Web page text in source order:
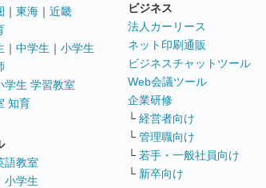
｜ 東海 ｜ 近畿
｜ 中学生 ｜ 小学生
学生 学習教室
知育
語教室
小学生
ビジネス
法人カーリース
ネット印刷通販
ビジネスチャットツール
Web会議ツール
企業研修
└ 経営者向け
└ 管理職向け
└ 若手・一般社員向け
└ 新卒向け